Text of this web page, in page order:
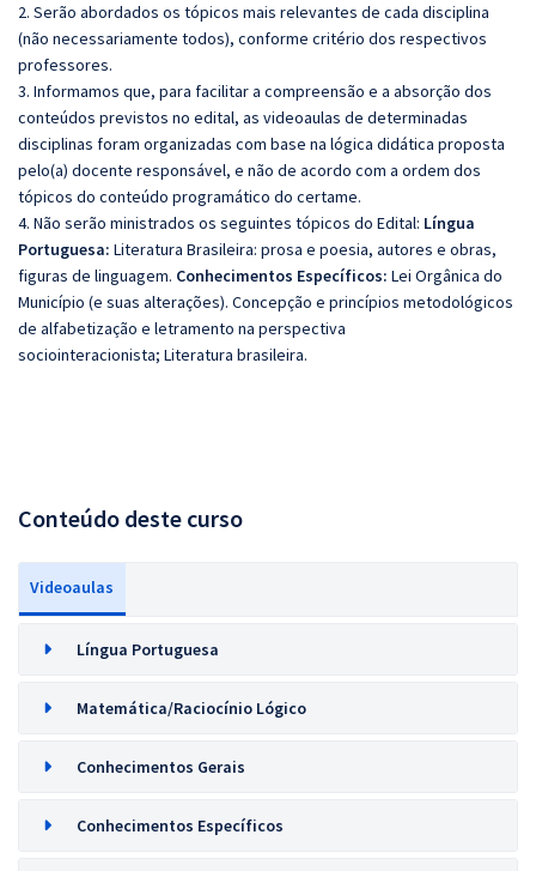
2. Serão abordados os tópicos mais relevantes de cada disciplina
(não necessariamente todos), conforme critério dos respectivos
professores.
3. Informamos que, para facilitar a compreensão e a absorção dos
conteúdos previstos no edital, as videoaulas de determinadas
disciplinas foram organizadas com base na lógica didática proposta
pelo(a) docente responsável, e não de acordo com a ordem dos
tópicos do conteúdo programático do certame.
4. Não serão ministrados os seguintes tópicos do Edital: Língua
Portuguesa: Literatura Brasileira: prosa e poesia, autores e obras,
figuras de linguagem. Conhecimentos Específicos: Lei Orgânica do
Município (e suas alterações). Concepção e princípios metodológicos
de alfabetização e letramento na perspectiva
sociointeracionista; Literatura brasileira.
Conteúdo deste curso
Videoaulas
Língua Portuguesa
Matemática/Raciocínio Lógico
Conhecimentos Gerais
Conhecimentos Específicos